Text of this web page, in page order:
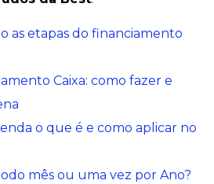
as etapas do financiamento
Caixa: como fazer e
o que é e como aplicar no
mês ou uma vez por Ano?